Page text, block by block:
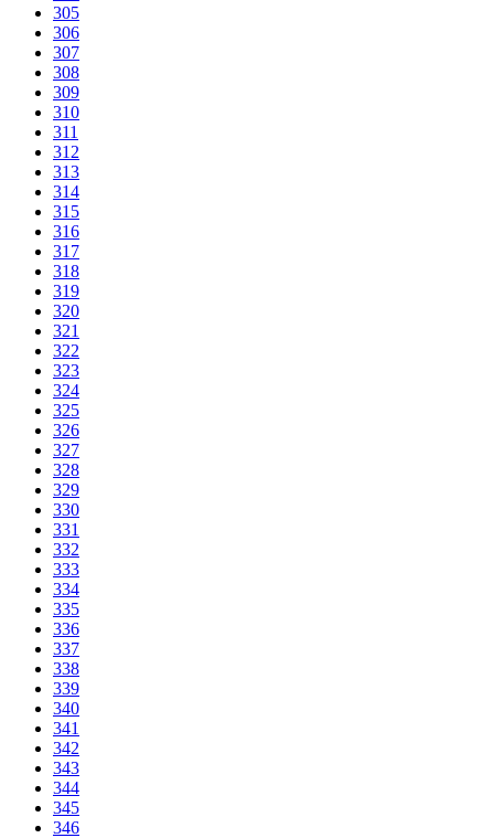
305
306
307
308
309
310
311
312
313
314
315
316
317
318
319
320
321
322
323
324
325
326
327
328
329
330
331
332
333
334
335
336
337
338
339
340
341
342
343
344
345
346